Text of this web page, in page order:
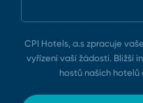
CPI Hotels, a.s zpracuje
vyřízení vaší žádosti. Bližší
hostů našich